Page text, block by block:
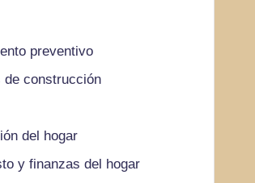
preventivo
de construcción
del hogar
y finanzas del hogar